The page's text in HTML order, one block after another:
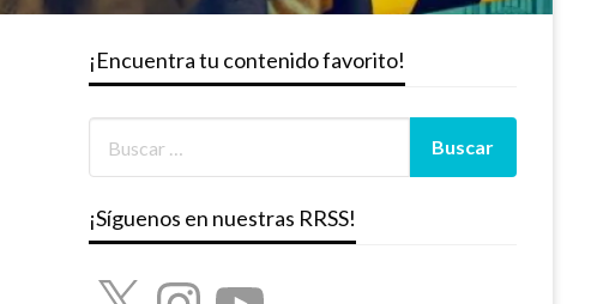
¡Encuentra tu contenido favorito!
¡Síguenos en nuestras RRSS!
X InstagramYouTube